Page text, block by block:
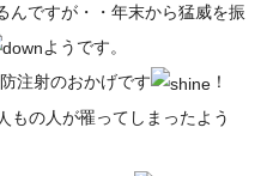
んですが・・年末から猛威を振
ようです。
注射のおかげです
！
もの人が罹ってしまったよう